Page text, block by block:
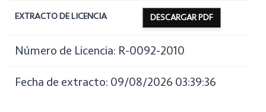
EXTRACTO DE LICENCIA DESCARGAR PDF
Número de Licencia: R-0092-2010
Fecha de extracto: 09/08/2026 03:39:36